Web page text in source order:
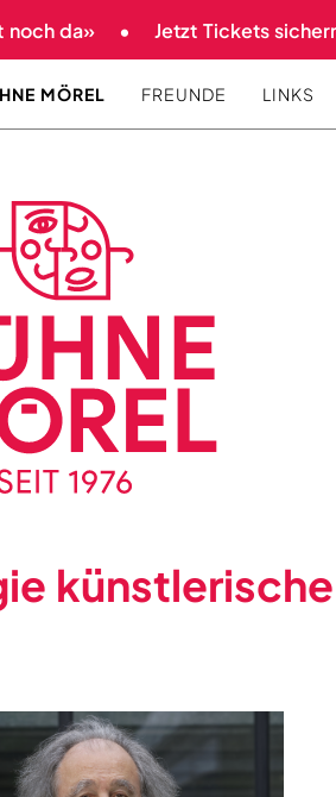
da» Jetzt Tickets sichern
MÖREL FREUNDE LINKS